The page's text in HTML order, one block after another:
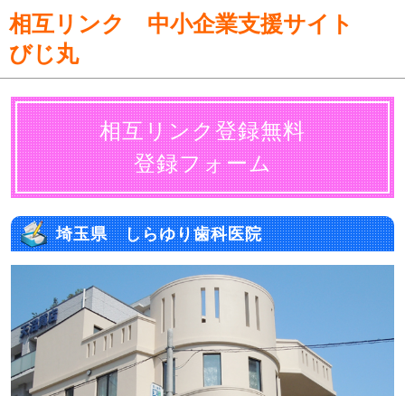
相互リンク 中小企業支援サイト
びじ丸
相互リンク登録無料
登録フォーム
埼玉県 しらゆり歯科医院